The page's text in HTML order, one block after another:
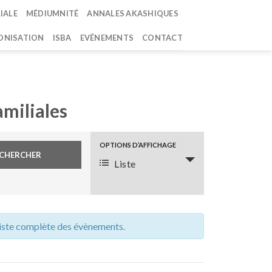
MÉDIUMNITÉ ANNALES AKASHIQUES
ISBA EVÉNEMENTS CONTACT
Navigation
de
OPTIONS D’AFFICHAGE
Liste
complète des évènements.